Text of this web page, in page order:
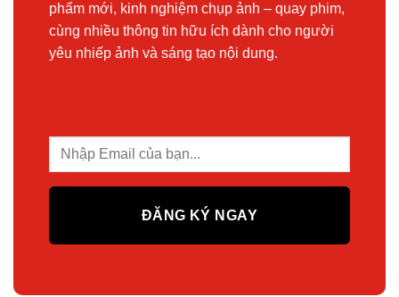
phẩm mới, kinh nghiệm chụp ảnh – quay phim,
cùng nhiều thông tin hữu ích dành cho người
yêu nhiếp ảnh và sáng tạo nội dung.